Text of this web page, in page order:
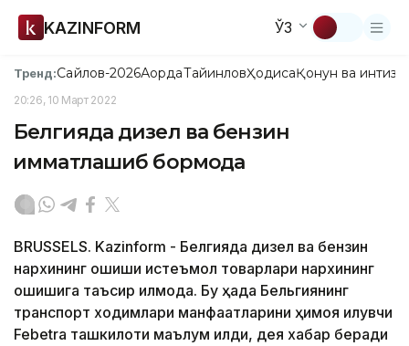
KAZINFORM ЎЗ
Тренд:Сайлов-2026АқордаТайинловҲодисаҚонун ва
20:26, 10 Март 2022
Белгияда дизел ва бензин
қимматлашиб бормоқда
BRUSSELS. Kazinform - Белгияда дизел ва бензин
нархининг ошиши истеъмол товарлари нархининг
ошишига таъсир қилмоқда. Бу ҳақда Бельгиянинг
транспорт ходимлари манфаатларини ҳимоя қилувчи
Febetra ташкилоти маълум қилди, дея хабар беради